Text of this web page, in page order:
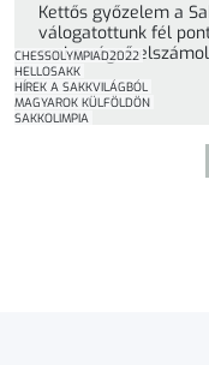
Kettős győzelem a
válogatottunk fél
CHESSOLYMPIAD2022
HELLOSAKK
HÍREK A SAKKVILÁGBÓL
MAGYAROK KÜLFÖLDÖN
SAKKOLIMPIA